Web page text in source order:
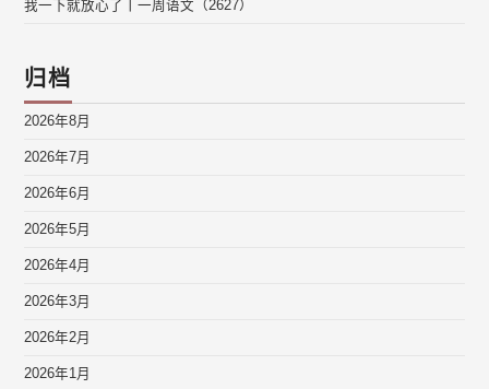
我一下就放心了丨一周语文（2627）
归档
2026年8月
2026年7月
2026年6月
2026年5月
2026年4月
2026年3月
2026年2月
2026年1月